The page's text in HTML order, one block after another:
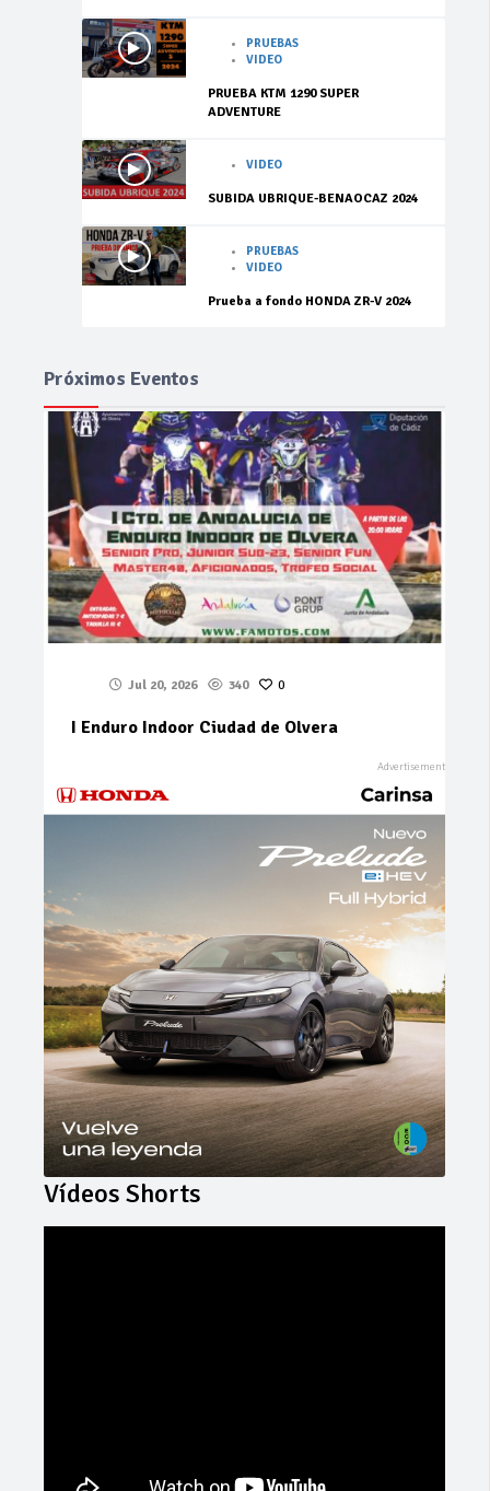
PRUEBAS
VIDEO
PRUEBA KTM 1290 SUPER
ADVENTURE
VIDEO
SUBIDA UBRIQUE-BENAOCAZ 2024
PRUEBAS
VIDEO
Prueba a fondo HONDA ZR-V 2024
Próximos Eventos
Jul 20, 2026 340 0
I Enduro Indoor Ciudad de Olvera
Vídeos Shorts